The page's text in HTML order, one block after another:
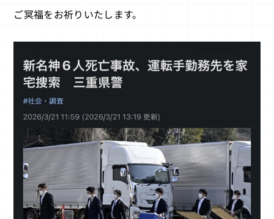
ご冥福をお祈りいたします。